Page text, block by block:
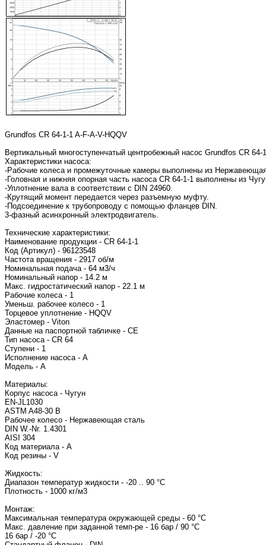
Grundfos CR 64-1-1 A-F-A-V-HQQV
Вертикальный многоступенчатый центробежный насос Grundfos CR
Характеристики насоса:
-Рабочие колеса и промежуточные камеры выполнены из
-Головная и нижняя опорная часть насоса CR 64-1-1 выполнены из
-Уплотнение вала в соответствии с DIN 24960.
-Крутящий момент передается через разъемную муфту.
-Подсоединение к трубопроводу с помощью фланцев DIN.
3-фазный асинхронный электродвигатель.
Технические характеристики:
Наименование продукции - CR 64-1-1
Код (Артикул) - 96123548
Частота вращения - 2917 об/м
Номинальная подача - 64 м3/ч
Номинальный напор - 14.2 м
Макс. гидростатический напор - 22.1 м
Рабочие колеса - 1
Уменьш. рабочее колесо - 1
Торцевое уплотнение - HQQV
Эластомер - Viton
Данные на паспортной табличке - CE
Тип насоса - CR 64
Ступени - 1
Исполнение насоса - A
Модель - A
Материалы:
Корпус насоса - Чугун
EN-JL1030
ASTM A48-30 B
Рабочее колесо - Нержавеющая сталь
DIN W.-Nr. 1.4301
AISI 304
Код материала - A
Код резины - V
Жидкость:
Диапазон температур жидкости - -20 .. 90 °C
Плотность - 1000 кг/м3
Монтаж:
Максимальная температура окружающей среды - 60 °C
Макс. давление при заданной темп-ре - 16 бар / 90 °C
16 бар / -20 °C